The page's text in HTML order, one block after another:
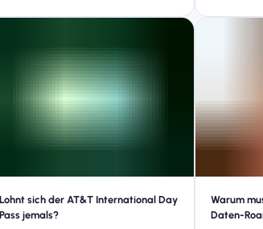
Lohnt sich der AT&T International Day
Pass jemals?
Warum
Daten-